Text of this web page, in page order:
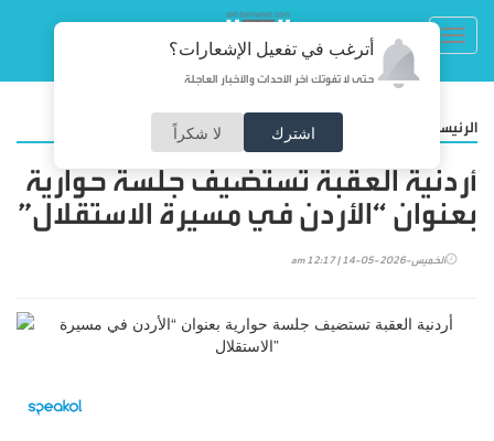
أترغب في تفعيل الإشعارات؟
حتى لا تفوتك آخر الأحداث والأخبار العاجلة
اشترك لا شكراً الرئيسية
أردنية العقبة تستضيف جلسة حوارية
بعنوان “الأردن في مسيرة الاستقلال”
الخميس-2026-05-14 | 12:17 am